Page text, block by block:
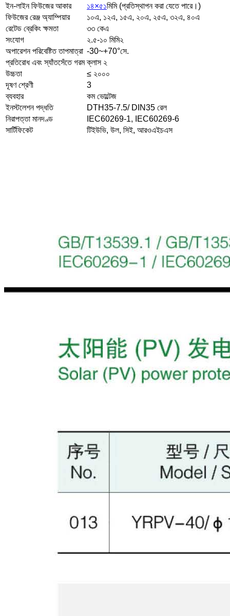
ইন-লাইন ফিউজের আকার
১৪×৫১মিমি (প্রতিস্থাপন করা যেতে পারে।)
ফিউজের রেঞ্জ অ্যাম্পিয়ার
১০এ, ১২এ, ১৫এ, ২০এ, ২৫এ, ৩২এ, ৪০এ
রেটেড ব্রেকিং ক্ষমতা
৩৩ কেএ
সংযোগ
২.৫-১০ মিমি২
অপারেশন পরিবেষ্টিত তাপমাত্রা -30~+70°সে.
প্রতিরোধ এবং স্যাঁতসেঁতে গরম ক্লাস ২
উচ্চতা
≤ ২০০০
দূষণ শ্রেণী
3
ব্যবহার
কম ভোল্টেজ
ইনস্টলেশন পদ্ধতি
DTH35-7.5/ DIN35 রেল
নিরাপত্তা মানদণ্ড
IEC60269-1, IEC60269-6
সার্টিফিকেট
টিইউভি, উল, সিই, আরওএইচএস